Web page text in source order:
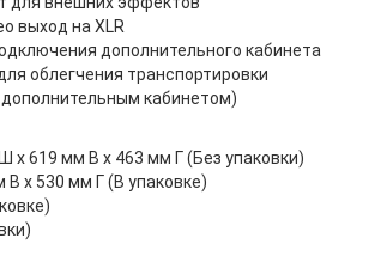
выход на XLR
дополнительного кабинета
облегчения транспортировки
кабинетом)
х 619 мм В х 463 мм Г (Без упаковки)
х 530 мм Г (В упаковке)